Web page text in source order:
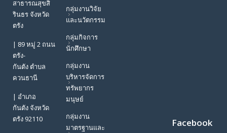
สาธารณสุขสิ
รินธร จังหวัด
ตรัง
| 89 หมู่ 2 ถนน
ตรัง-
กันตัง ตำบล
ควนธานี
| อำเภอ
กันตัง จังหวัด
ตรัง 92110
กลุ่มงานวิจัย
และนวัตกรรม
กลุ่มกิจการ
นักศึกษา
กลุ่มงาน
บริหารจัดการ
ทรัพยากร
มนุษย์
กลุ่มงาน
มาตรฐานและ
Facebook